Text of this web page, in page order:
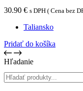
30.90 € s DPH ( Cena bez
Taliansko
Pridať do košíka
Hľadanie